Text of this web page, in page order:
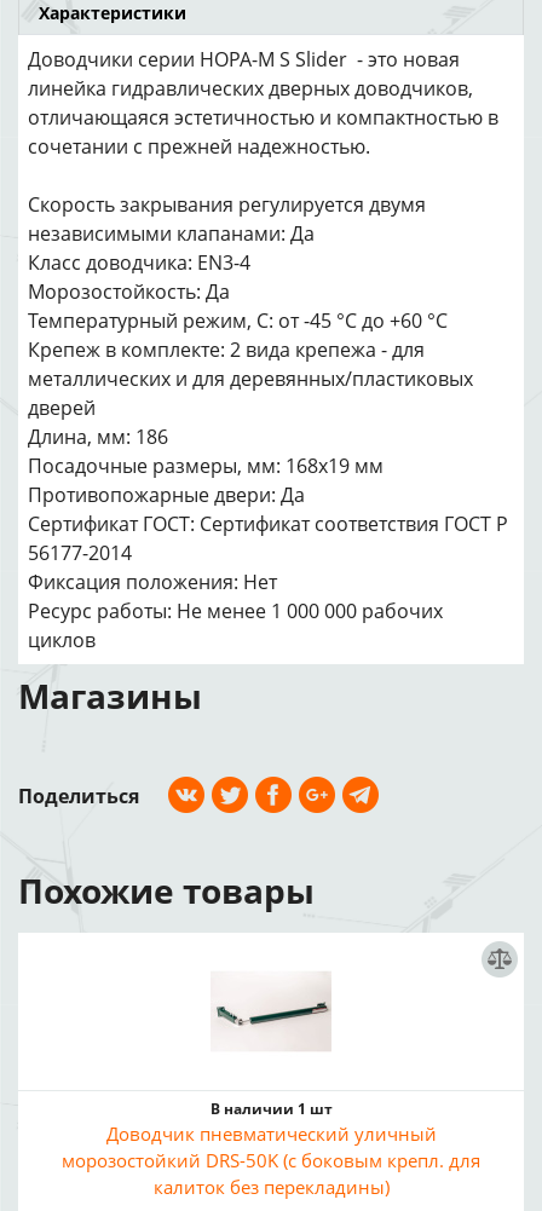
Характеристики
Доводчики серии НОРА-М S Slider - это новая
линейка гидравлических дверных доводчиков,
отличающаяся эстетичностью и компактностью в
сочетании с прежней надежностью.
Скорость закрывания регулируется двумя
независимыми клапанами: Да
Класс доводчика: EN3-4
Морозостойкость: Да
Температурный режим, С: от -45 °С до +60 °С
Крепеж в комплекте: 2 вида крепежа - для
металлических и для деревянных/пластиковых
дверей
Длина, мм: 186
Посадочные размеры, мм: 168х19 мм
Противопожарные двери: Да
Сертификат ГОСТ: Сертификат соответствия ГОСТ Р
56177-2014
Фиксация положения: Нет
Ресурс работы: Не менее 1 000 000 рабочих
циклов
Магазины
Поделиться
Похожие товары
В наличии 1 шт
Доводчик пневматический уличный
морозостойкий DRS-50K (с боковым крепл. для
калиток без перекладины)